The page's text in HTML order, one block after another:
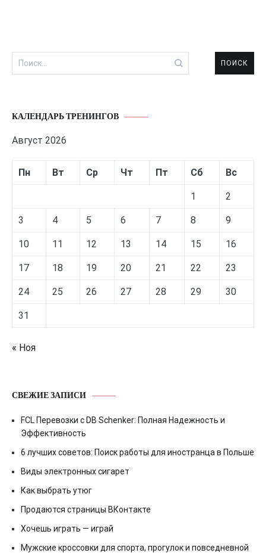
Найти:
КАЛЕНДАРЬ ТРЕНИНГОВ
Август 2026
Пн Вт Ср Чт Пт Сб Вс
1 2
3 4 5 6 7 8 9
10 11 12 13 14 15 16
17 18 19 20 21 22 23
24 25 26 27 28 29 30
31
« Ноя
СВЕЖИЕ ЗАПИСИ
FCL Перевозки с DB Schenker: Полная Надежность и
Эффективность
6 лучших советов: Поиск работы для иностранца в Польше
Виды электронных сигарет
Как выбрать утюг
Продаются страницы ВКонтакте
Хочешь играть — играй
Мужские кроссовки для спорта, прогулок и повседневной